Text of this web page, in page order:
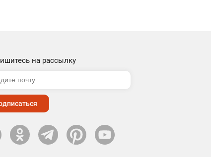
на рассылку